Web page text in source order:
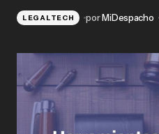
LEGALTECH porMiDespacho